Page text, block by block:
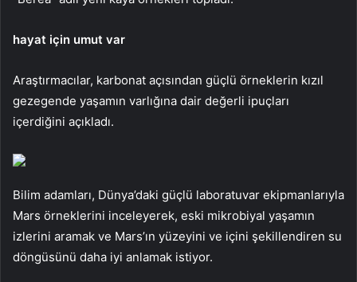
hayat için umut var
Araştırmacılar, karbonat açısından güçlü örneklerin kızıl
gezegende yaşamın varlığına dair değerli ipuçları
içerdiğini açıkladı.
Bilim adamları, Dünya’daki güçlü laboratuvar ekipmanlarıyla
Mars örneklerini inceleyerek, eski mikrobiyal yaşamın
izlerini aramak ve Mars’ın yüzeyini ve içini şekillendiren su
döngüsünü daha iyi anlamak istiyor.